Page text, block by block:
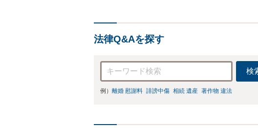
法律Q&Aを探す
検
例） 離婚 慰謝料 誹謗中傷 相続 遺産 著作物 違法